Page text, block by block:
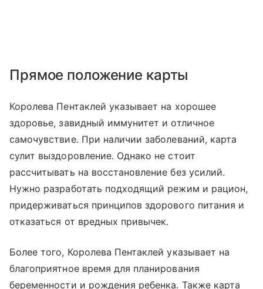
Прямое положение карты
Королева Пентаклей указывает на хорошее
здоровье, завидный иммунитет и отличное
самочувствие. При наличии заболеваний, карта
сулит выздоровление. Однако не стоит
рассчитывать на восстановление без усилий.
Нужно разработать подходящий режим и рацион,
придерживаться принципов здорового питания и
отказаться от вредных привычек.
Более того, Королева Пентаклей указывает на
благоприятное время для планирования
беременности и рождения ребенка. Также карта